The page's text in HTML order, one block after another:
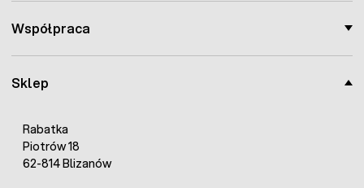
Sklep
Rabatka
Piotrów 18
62-814 Blizanów
Współpraca